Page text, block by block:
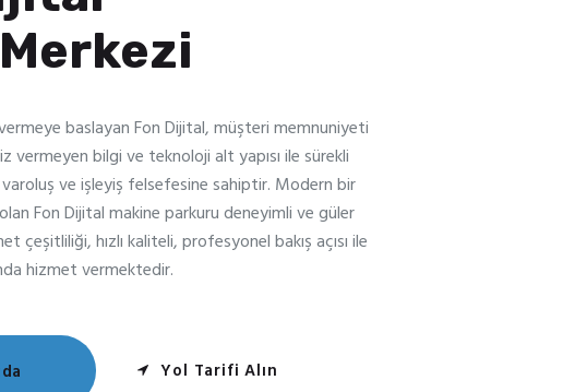
baslayan Fon Dijital, müşteri memnuniyeti
vermeyen bilgi ve teknoloji alt yapısı ile sürekli
ve işleyiş felsefesine sahiptir. Modern bir
Fon Dijital makine parkuru deneyimli ve güler
çeşitliliği, hızlı kaliteli, profesyonel bakış açısı ile
hizmet vermektedir.
Yol Tarifi Alın